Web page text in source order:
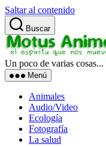
Saltar al contenido
Buscar
Un poco de varias cosas...
Menú
Animales
Audio/Video
Ecología
Fotografía
La salud